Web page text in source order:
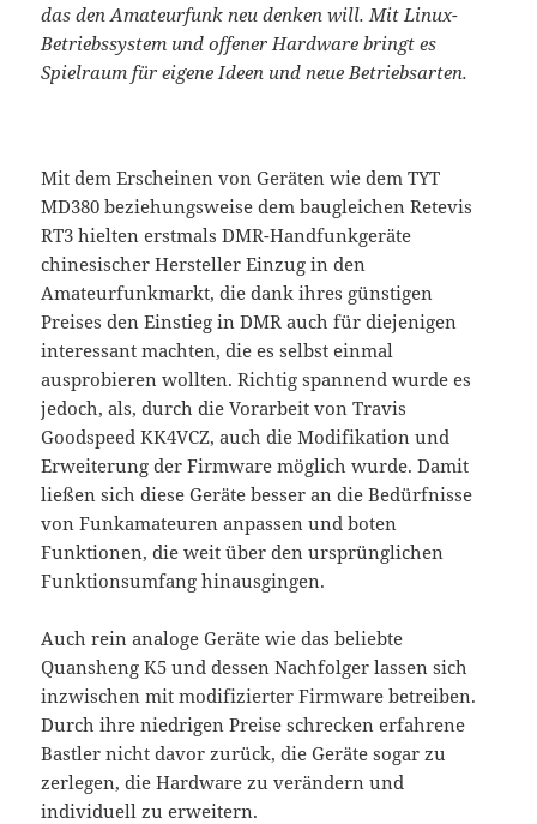
das den Amateurfunk neu denken will. Mit Linux-
Betriebssystem und offener Hardware bringt es
Spielraum für eigene Ideen und neue Betriebsarten.
Mit dem Erscheinen von Geräten wie dem TYT
MD380 beziehungsweise dem baugleichen Retevis
RT3 hielten erstmals DMR-Handfunkgeräte
chinesischer Hersteller Einzug in den
Amateurfunkmarkt, die dank ihres günstigen
Preises den Einstieg in DMR auch für diejenigen
interessant machten, die es selbst einmal
ausprobieren wollten. Richtig spannend wurde es
jedoch, als, durch die Vorarbeit von Travis
Goodspeed KK4VCZ, auch die Modifikation und
Erweiterung der Firmware möglich wurde. Damit
ließen sich diese Geräte besser an die Bedürfnisse
von Funkamateuren anpassen und boten
Funktionen, die weit über den ursprünglichen
Funktionsumfang hinausgingen.
Auch rein analoge Geräte wie das beliebte
Quansheng K5 und dessen Nachfolger lassen sich
inzwischen mit modifizierter Firmware betreiben.
Durch ihre niedrigen Preise schrecken erfahrene
Bastler nicht davor zurück, die Geräte sogar zu
zerlegen, die Hardware zu verändern und
individuell zu erweitern.